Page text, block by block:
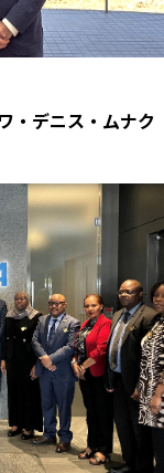
・デニス・ムナク